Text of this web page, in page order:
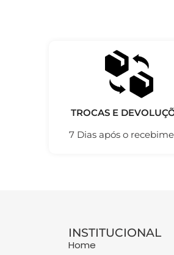
TROCAS E
7 Dias após o
INSTITUCIONAL
Home